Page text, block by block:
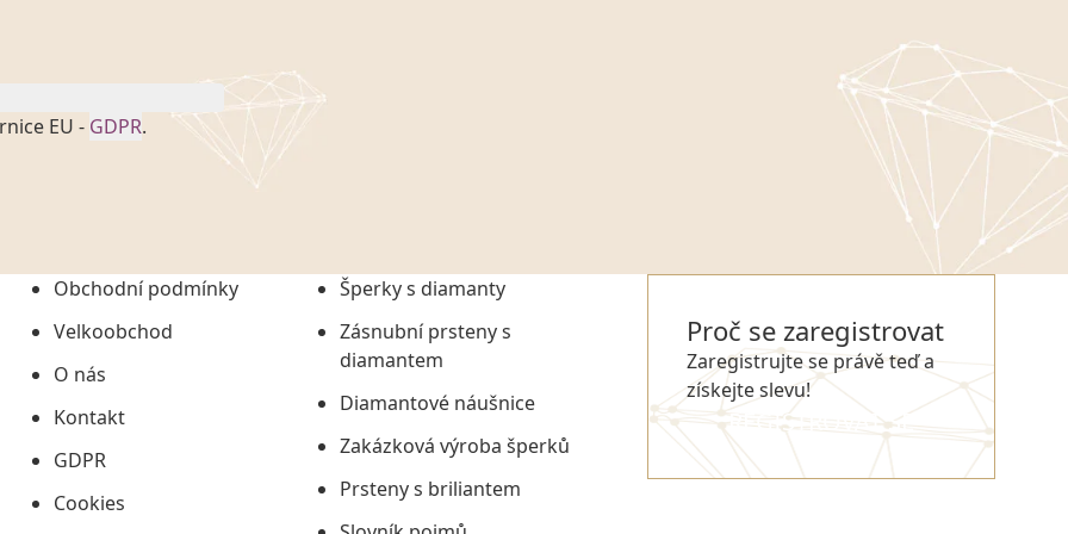
EU - GDPR.
č. 101/2000 Sb. v
uchováním veškerých
údajů či jako jeho
informací, nejdéle
Obchodní podmínky
Velkoobchod
O nás
Kontakt
GDPR
Cookies
Šperky s diamanty
Zásnubní prsteny s
diamantem
Diamantové náušnice
Zakázková výroba šperků
Prsteny s briliantem
Proč se zaregistrovat
Zaregistrujte se právě teď a
získejte slevu!
REGISTROVAT SE